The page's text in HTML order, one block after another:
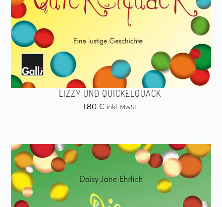
LIZZY UND QUICKELQUACK
1,80 € inkl. MwSt